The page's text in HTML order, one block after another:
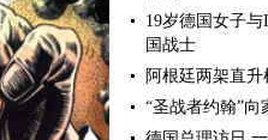
19岁德国女子
国战士
阿根廷两架直
“圣战者约翰”